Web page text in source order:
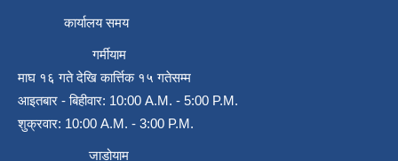
कार्यालय समय
गर्मीयाम
माघ १६ गते देखि कार्त्तिक १५ गतेसम्म
आइतबार - बिहीवार: 10:00 A.M. - 5:00 P.M.
शुक्रवार: 10:00 A.M. - 3:00 P.M.
जाडोयाम